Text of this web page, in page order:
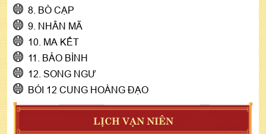
8. BÒ CẠP
9. NHÂN MÃ
10. MA KẾT
11. BẢO BÌNH
12. SONG NGƯ
BÓI 12 CUNG HOÀNG ĐẠO
LỊCH VẠN NIÊN